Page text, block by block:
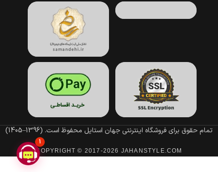
تمام حقوق برای فروشگاه اینترنتی جهان استایل محفوظ است. (1396–1405)
COPYRIGHT © 2017-2026 JAHANSTYLE.COM
1